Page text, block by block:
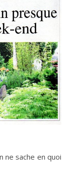
ne sache en quoi